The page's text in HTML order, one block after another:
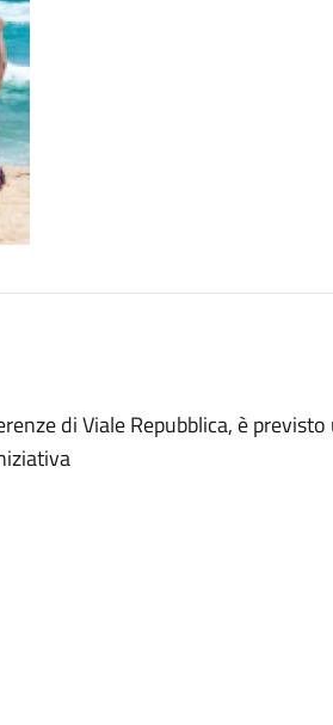
di Viale Repubblica, è previsto